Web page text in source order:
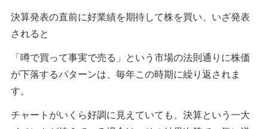
決算発表の直前に好業績を期待して株を買い、いざ発表
されると
「噂で買って事実で売る」という市場の法則通りに株価
が下落するパターンは、毎年この時期に繰り返されま
す。
チャートがいくら好調に見えていても、決算という一大